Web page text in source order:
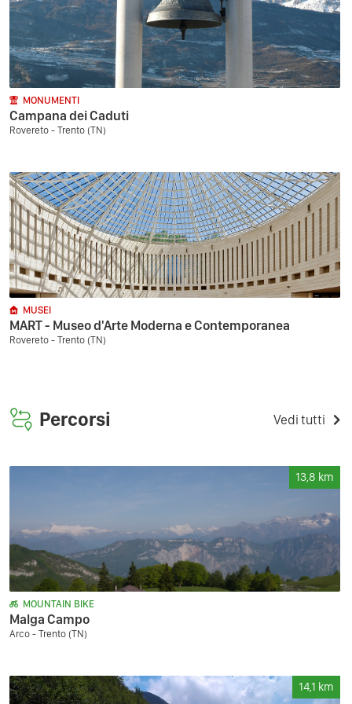
MONUMENTI
Campana dei Caduti
Rovereto - Trento (TN)
MUSEI
MART - Museo d'Arte Moderna e Contemporanea
Rovereto - Trento (TN)
Percorsi Vedi tutti
13,8 km
MOUNTAIN BIKE
Malga Campo
Arco - Trento (TN)
14,1 km